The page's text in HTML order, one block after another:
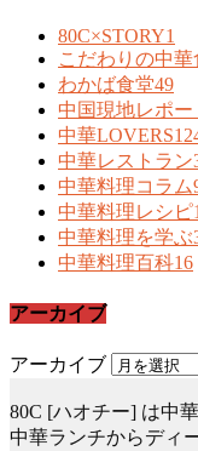
80C×STORY1
こだわりの中華
わかば食堂49
中国現地レポー
中華LOVERS
中華レストラン
中華料理コラム
中華料理レシピ
中華料理を学ぶ
中華料理百科16
アーカイブ
アーカイブ
80C [ハオチー] は中
中華ランチからディ